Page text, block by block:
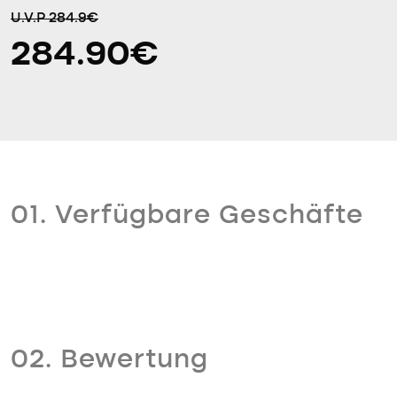
U.V.P 284.9€
284.90€
01. Verfügbare Geschäfte
02. Bewertung